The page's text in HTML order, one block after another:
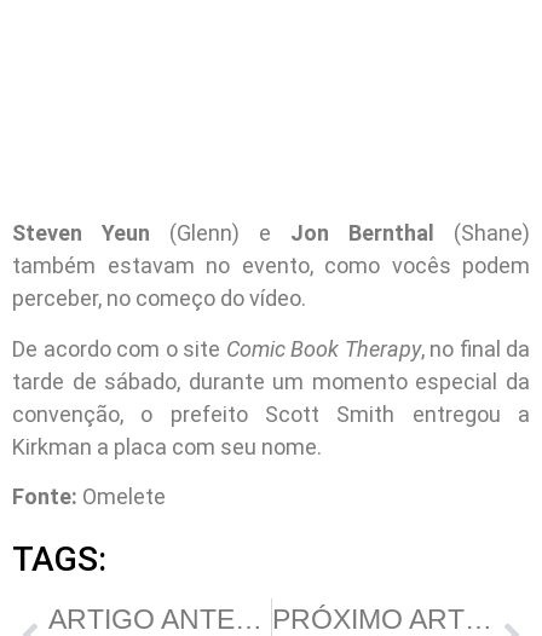
Steven Yeun (Glenn) e Jon Bernthal
(Shane)
também estavam no evento, como vocês podem
perceber, no começo do vídeo.
De acordo com o site Comic Book Therapy, no final da
tarde de sábado, durante um momento especial da
convenção, o prefeito Scott Smith entregou a
Kirkman a placa com seu nome.
Fonte: Omelete
TAGS:
ARTIGO ANTERIOR PRÓXIMO ARTIGO